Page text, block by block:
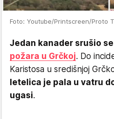
Foto: Youtube/Printscreen/Proto
Jedan kanader srušio
požara u Grčkoj. Do
Karistosa u središnjoj
letelica je pala u vatru
ugasi.